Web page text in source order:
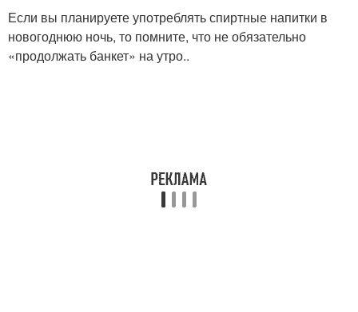
Если вы планируете употреблять спиртные напитки в
новогоднюю ночь, то помните, что не обязательно
«продолжать банкет» на утро..